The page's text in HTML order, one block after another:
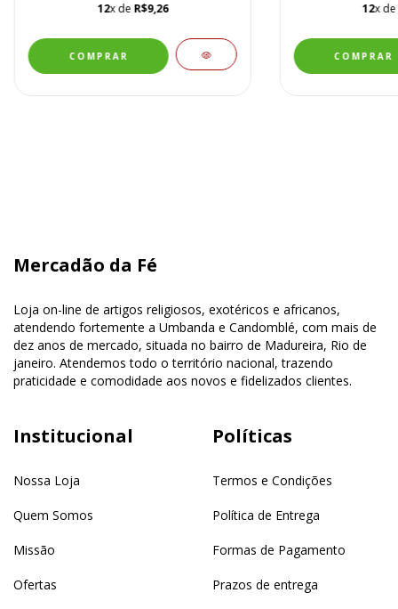
12x de R$9,26 12x de
Mercadão da Fé
Loja on-line de artigos religiosos, exotéricos e africanos,
atendendo fortemente a Umbanda e Candomblé, com mais de
dez anos de mercado, situada no bairro de Madureira, Rio de
janeiro. Atendemos todo o território nacional, trazendo
praticidade e comodidade aos novos e fidelizados clientes.
Institucional
Nossa Loja
Quem Somos
Missão
Ofertas
Políticas
Termos e Condições
Política de Entrega
Formas de Pagamento
Prazos de entrega